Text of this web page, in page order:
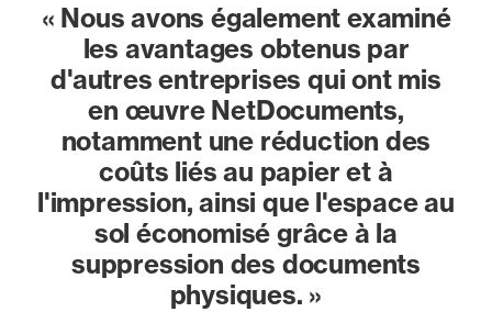
« Nous avons également examiné
les avantages obtenus par
d'autres entreprises qui ont mis
en œuvre NetDocuments,
notamment une réduction des
coûts liés au papier et à
l'impression, ainsi que l'espace au
sol économisé grâce à la
suppression des documents
physiques. »